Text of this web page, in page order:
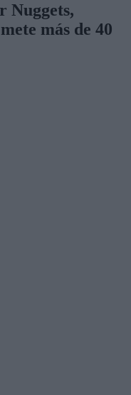
Nuggets,
más de 40